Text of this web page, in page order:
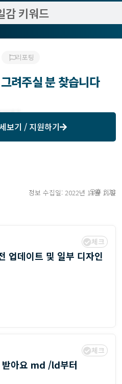
리포팅
려주실 분 찾습니다
보기 / 지원하기
정보 수집일: 2022년 11월 11일
오후 3:28
체크
업데이트 및 일부 디자인
체크
받아요 md /ld부터